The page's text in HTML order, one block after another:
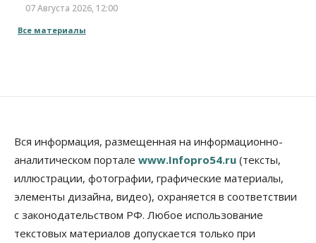
07 Августа 2026, 12:00
Общество
инициативное бюджетирование
07 Августа 2026, 11:00
Общество Право&Порядок
В Новосибирске руководителя отдела полиции
заключили под стражу
Все материалы
Вся информация, размещенная на информационно-
аналитическом портале www.Infopro54.ru (тексты,
иллюстрации, фотографии, графические материалы,
элементы дизайна, видео), охраняется в соответствии
с законодательством РФ. Любое использование
текстовых материалов допускается только при